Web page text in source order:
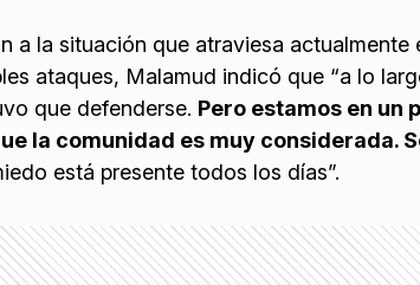
a la situación que atraviesa actualmente
ataques, Malamud indicó que “a lo
que defenderse. Pero estamos en un
la comunidad es muy considerada.
está presente todos los días”.